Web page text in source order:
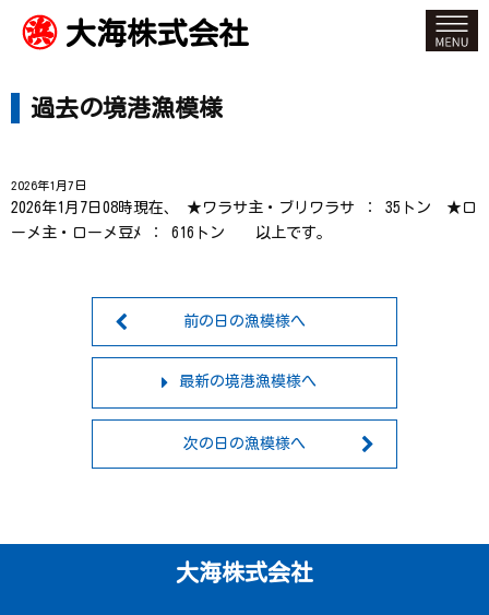
大海株式会社
過去の境港漁模様
2026年1月7日
2026年1月7日08時現在、 ★ワラサ主・ブリワラサ ： 35トン ★ロ
ーメ主・ローメ豆ﾒ ： 616トン 以上です。
前の日の漁模様へ
最新の境港漁模様へ
次の日の漁模様へ
大海株式会社